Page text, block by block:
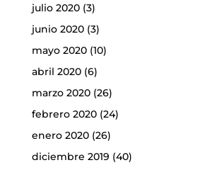
julio 2020(3)
junio 2020(3)
mayo 2020(10)
abril 2020(6)
marzo 2020(26)
febrero 2020(24)
enero 2020(26)
diciembre 2019 (40)